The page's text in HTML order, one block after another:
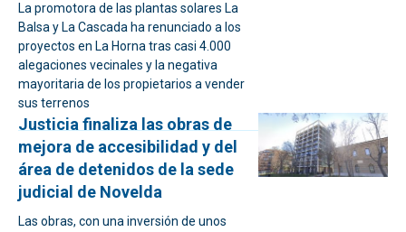
La promotora de las plantas solares La
Balsa y La Cascada ha renunciado a los
proyectos en La Horna tras casi 4.000
alegaciones vecinales y la negativa
mayoritaria de los propietarios a vender
sus terrenos
Justicia finaliza las obras de
mejora de accesibilidad y del
área de detenidos de la sede
judicial de Novelda
Las obras, con una inversión de unos